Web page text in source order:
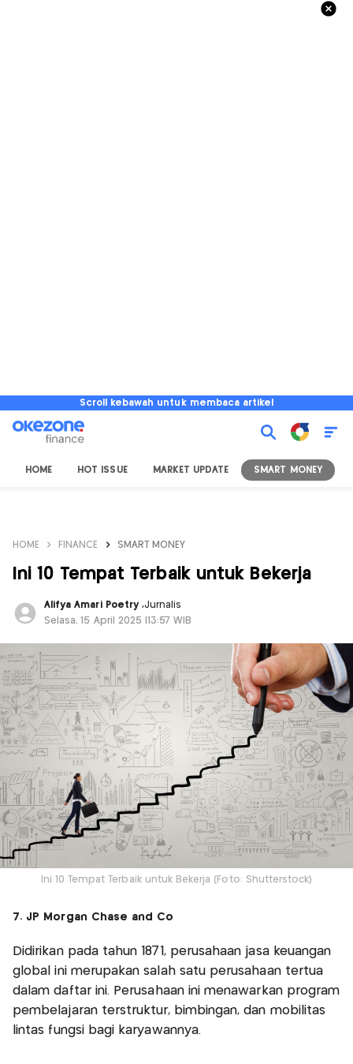
Scroll kebawah untuk membaca artikel
HOME HOT ISSUE MARKET UPDATE SMART MONEY
HOME FINANCE SMART MONEY
Ini 10 Tempat Terbaik untuk Bekerja
Alifya Amari Poetry ,Jurnalis
Selasa, 15 April 2025 |13:57 WIB
Ini 10 Tempat Terbaik untuk Bekerja (Foto: Shutterstock)
7. JP Morgan Chase and Co
Didirikan pada tahun 1871, perusahaan jasa keuangan
global ini merupakan salah satu perusahaan tertua
dalam daftar ini. Perusahaan ini menawarkan program
pembelajaran terstruktur, bimbingan, dan mobilitas
lintas fungsi bagi karyawannya.